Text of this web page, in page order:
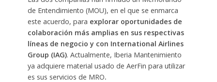
de Entendimiento (MOU), en el que se enmarca
este acuerdo, para explorar oportunidades de
colaboración más amplias en sus respectivas
líneas de negocio y con International Airlines
Group (IAG). Actualmente, Iberia Mantenimiento
ya adquiere material usado de AerFin para utilizar
es sus servicios de MRO.